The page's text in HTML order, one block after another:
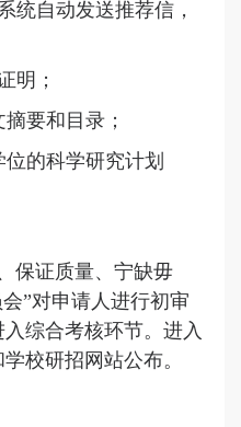
统自动发送推荐信，
明；
要和目录；
的科学研究计划
保证质量、宁缺毋
”对申请人进行初审
综合考核环节。进入
校研招网站公布。